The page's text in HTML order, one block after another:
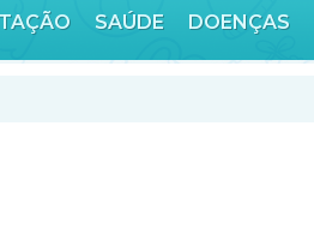
SAÚDE DOENÇAS